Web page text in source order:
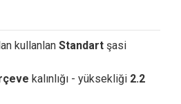
kullanlan Standart şasi
kalınlığı - yüksekliği 2.2